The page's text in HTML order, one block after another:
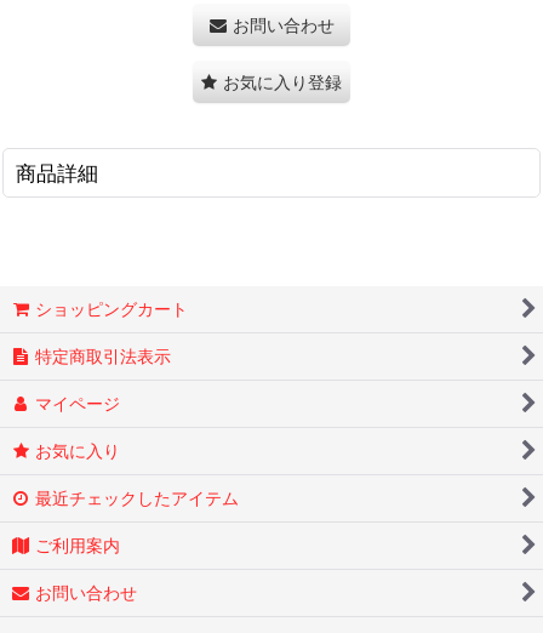
お問い合わせ
お気に入り登録
商品詳細
ショッピングカート
特定商取引法表示
マイページ
お気に入り
最近チェックしたアイテム
ご利用案内
お問い合わせ